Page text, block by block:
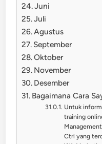
Juni
Juli
Agustus
September
Oktober
November
Desember
Bagaimana Cara
Untuk
training
Ctrl yang